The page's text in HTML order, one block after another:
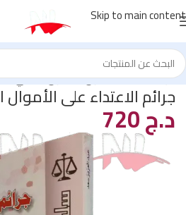
Skip to main content
الرئيسية/كتب القانون/القانون الجنائي
جرائم الاعتداء على
د.ج720